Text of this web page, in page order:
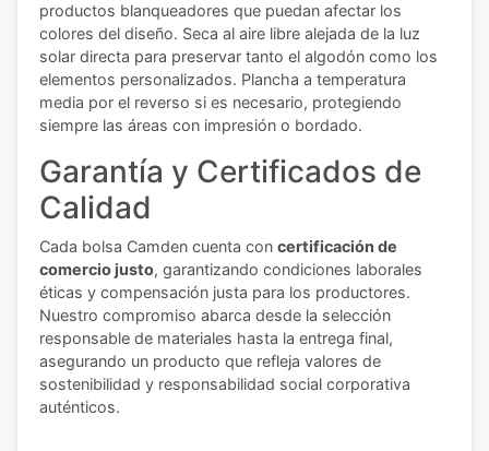
productos blanqueadores que puedan afectar los
colores del diseño. Seca al aire libre alejada de la luz
solar directa para preservar tanto el algodón como los
elementos personalizados. Plancha a temperatura
media por el reverso si es necesario, protegiendo
siempre las áreas con impresión o bordado.
Garantía y Certificados de
Calidad
Cada bolsa Camden cuenta con certificación de
comercio justo, garantizando condiciones laborales
éticas y compensación justa para los productores.
Nuestro compromiso abarca desde la selección
responsable de materiales hasta la entrega final,
asegurando un producto que refleja valores de
sostenibilidad y responsabilidad social corporativa
auténticos.